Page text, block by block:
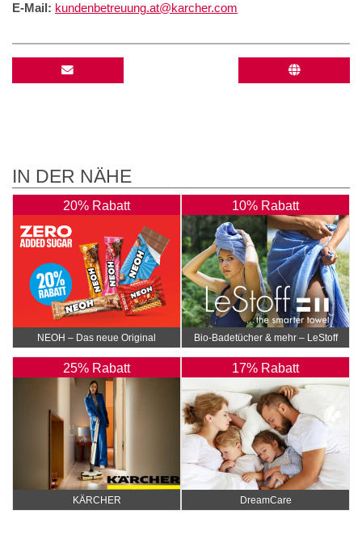
E-Mail: kundenbetreuung.at@karcher.com
IN DER NÄHE
20% Rabatt
NEOH – Das neue Original
10% Rabatt
Bio-Badetücher & mehr – LeStoff
25% Rabatt
KÄRCHER
17% Rabatt
DreamCare